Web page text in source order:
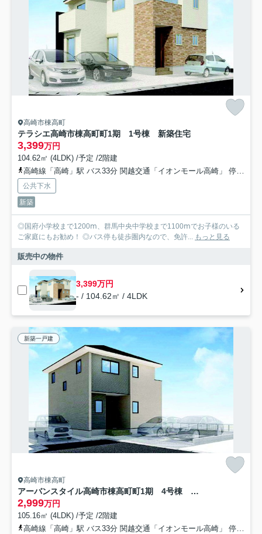
高崎市棟高町
テラシエ高崎市棟高町町1期 1号棟 新築住宅
3,399万円
104.62㎡ (4LDK) /予定 /2階建
高崎線「高崎」駅 バス33分 関越交通「イオンモール高崎」 停歩11分
公共下水
新築
◎国府小学校まで1200ⅿ、群馬中央中学校まで1100ⅿでお子様のいる
ご家庭にもお勧め！ ◎バス停も徒歩圏内なので、免許... もっと見る
販売中の物件
3,399万円
- / 104.62㎡ / 4LDK
新築一戸建
高崎市棟高町
アーバンスタイル高崎市棟高町町1期 4号棟 新築住宅
2,999万円
105.16㎡ (4LDK) /予定 /2階建
高崎線「高崎」駅 バス33分 関越交通「イオンモール高崎」 停歩11分